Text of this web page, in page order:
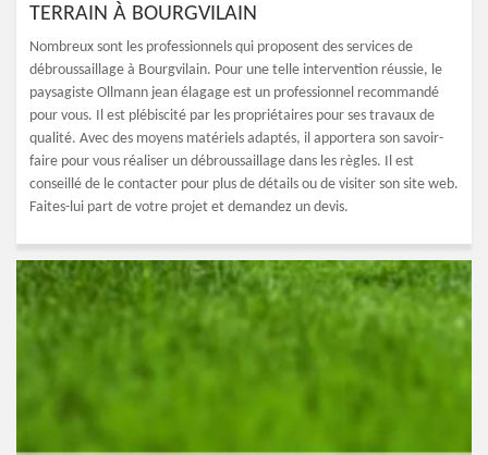
TERRAIN À BOURGVILAIN
Nombreux sont les professionnels qui proposent des services de
débroussaillage à Bourgvilain. Pour une telle intervention réussie, le
paysagiste Ollmann jean élagage est un professionnel recommandé
pour vous. Il est plébiscité par les propriétaires pour ses travaux de
qualité. Avec des moyens matériels adaptés, il apportera son savoir-
faire pour vous réaliser un débroussaillage dans les règles. Il est
conseillé de le contacter pour plus de détails ou de visiter son site web.
Faites-lui part de votre projet et demandez un devis.